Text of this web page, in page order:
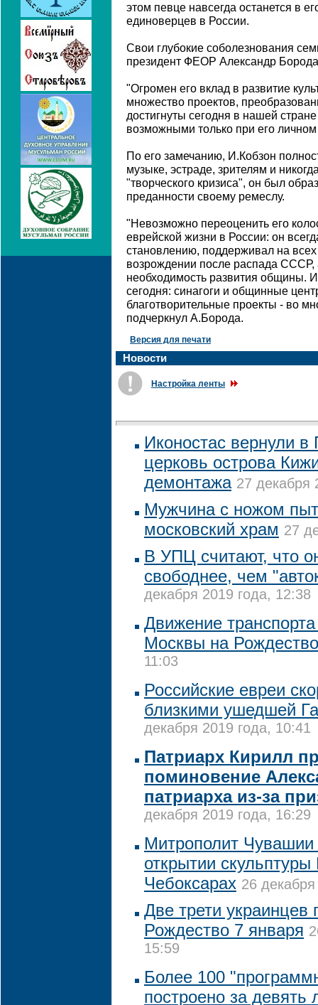
этом певце навсегда останется в
единоверцев в России.
Свои глубокие соболезнования
президент ФЕОР Александр
"Огромен его вклад в развитие
множество проектов,
достигнуты сегодня в нашей
возможными только при его
По его замечанию, И.Кобзон
музыке, эстраде, зрителям и
"творческого кризиса", он был
преданности своему ремеслу.
"Невозможно переоценить его
еврейской жизни в России: он
становлению, поддерживал на
возрождении после распада СССР,
необходимость развития общины.
сегодня: синагоги и общинные
благотворительные проекты - во
подчеркнул А.Борода.
Версия для печати
Новости
Настройка ленты
Иконостас вернули
церковь острова
демонтажа 27 декабря
Мужчина с ножом
московский храм 27
В УПЦ считают, что
свободнее, чем
декабря 2019 года, 12:38
Движение
Москвы на Рождество
11:03
Российские евреи
близкими ушедшей
декабря 2019 года, 10:41
Патриарх Кирилл
поминовение
патриарха из-за
декабря 2019 года, 16:29
Митрополит Чувашии
открытии
Чебоксарах 26
Две трети украинцев
Рождество 7 января
15:59
Более 100
построено за девять